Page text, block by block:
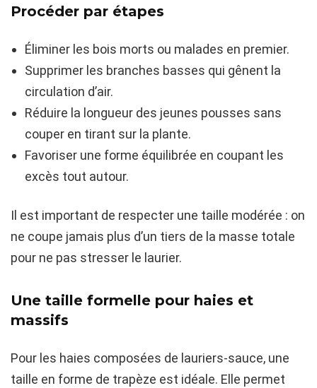
Procéder par étapes
Éliminer les bois morts ou malades en premier.
Supprimer les branches basses qui gênent la
circulation d’air.
Réduire la longueur des jeunes pousses sans
couper en tirant sur la plante.
Favoriser une forme équilibrée en coupant les
excès tout autour.
Il est important de respecter une taille modérée : on
ne coupe jamais plus d’un tiers de la masse totale
pour ne pas stresser le laurier.
Une taille formelle pour haies et
massifs
Pour les haies composées de lauriers-sauce, une
taille en forme de trapèze est idéale. Elle permet